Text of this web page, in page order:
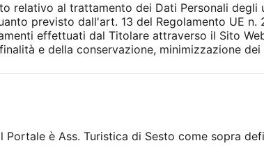
relativo al trattamento dei Dati Personali
previsto dall'art. 13 del Regolamento UE n.
effettuati dal Titolare attraverso il Sito
e della conservazione, minimizzazione
è Ass. Turistica di Sesto come sopra